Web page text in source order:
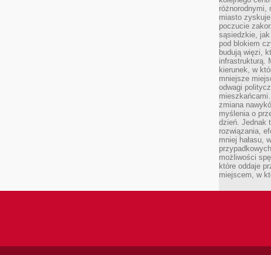
różnorodnymi,
miasto
poczucie
sąsiedzkie,
pod blokiem
budują więzi,
infrastrukturą.
kierunek, w
mniejsze
odwagi
zmiana
myślenia o
dzień. Jednak
rozwiązania,
mniej hałasu,
możliwości
które oddaje
miejscem, w